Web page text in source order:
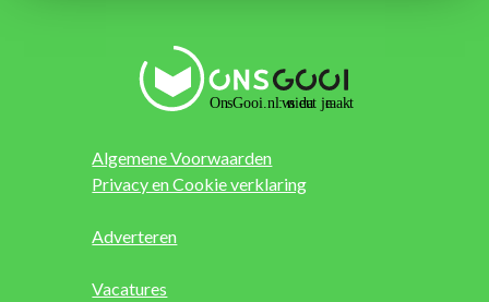
Algemene Voorwaarden
Privacy en Cookie verklaring
Adverteren
Vacatures